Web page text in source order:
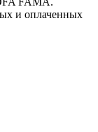
и оплаченных